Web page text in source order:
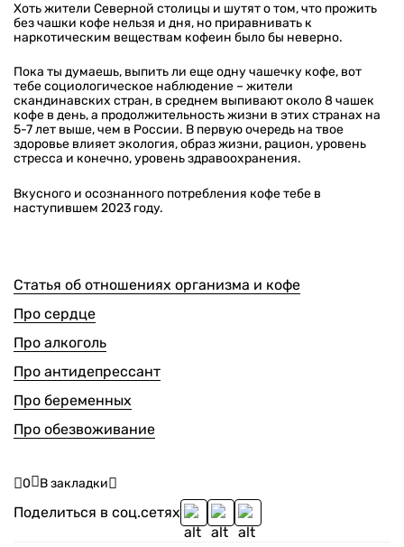
Хоть жители Северной столицы и шутят о том, что прожить
без чашки кофе нельзя и дня, но приравнивать к
наркотическим веществам кофеин было бы неверно.
Пока ты думаешь, выпить ли еще одну чашечку кофе, вот
тебе социологическое наблюдение – жители
скандинавских стран, в среднем выпивают около 8 чашек
кофе в день, а продолжительность жизни в этих странах на
5-7 лет выше, чем в России. В первую очередь на твое
здоровье влияет экология, образ жизни, рацион, уровень
стресса и конечно, уровень здравоохранения.
Вкусного и осознанного потребления кофе тебе в
наступившем 2023 году.
Статья об отношениях организма и кофе
Про сердце
Про алкоголь
Про антидепрессант
Про беременных
Про обезвоживание
0 В закладки
Поделиться в соц.сетях